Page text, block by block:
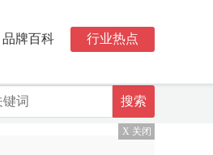
品牌百科 行业热点
X 关闭